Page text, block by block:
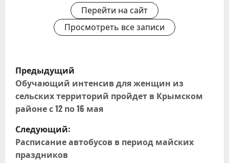
Перейти на сайт
Просмотреть все записи
Н
а
в
и
г
Предыдущий
Обучающий интенсив для женщин из
сельских территорий пройдет в Крымском
районе с 12 по 16 мая
Следующий:
Расписание автобусов в период майских
праздников